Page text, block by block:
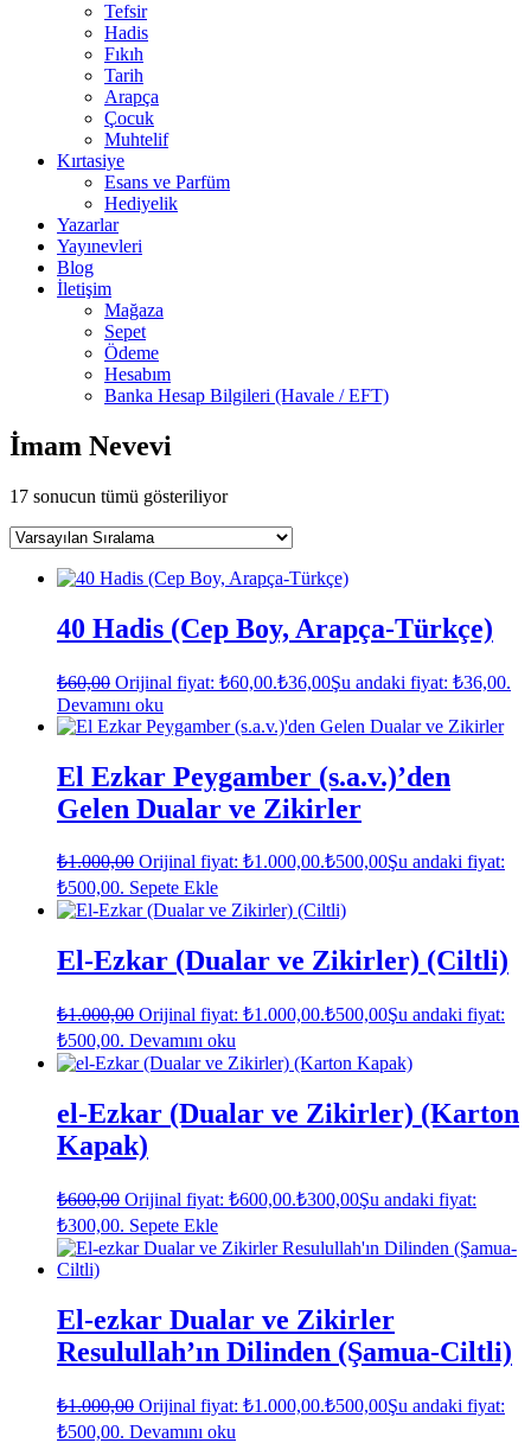
Tefsir
Hadis
Fıkıh
Tarih
Arapça
Çocuk
Muhtelif
Kırtasiye
Esans ve Parfüm
Hediyelik
Yazarlar
Yayınevleri
Blog
İletişim
Mağaza
Sepet
Ödeme
Hesabım
Banka Hesap Bilgileri (Havale / EFT)
İmam Nevevi
17 sonucun tümü gösteriliyor
40 Hadis (Cep Boy, Arapça-Türkçe)
₺60,00 Orijinal fiyat: ₺60,00.₺36,00Şu andaki fiyat: ₺36,00.
Devamını oku
El Ezkar Peygamber (s.a.v.)’den
Gelen Dualar ve Zikirler
₺1.000,00 Orijinal fiyat: ₺1.000,00.₺500,00Şu andaki fiyat:
₺500,00. Sepete Ekle
El-Ezkar (Dualar ve Zikirler) (Ciltli)
₺1.000,00 Orijinal fiyat: ₺1.000,00.₺500,00Şu andaki fiyat:
₺500,00. Devamını oku
el-Ezkar (Dualar ve Zikirler) (Karton
Kapak)
₺600,00 Orijinal fiyat: ₺600,00.₺300,00Şu andaki fiyat:
₺300,00. Sepete Ekle
El-ezkar Dualar ve Zikirler
Resulullah’ın Dilinden (Şamua-Ciltli)
₺1.000,00 Orijinal fiyat: ₺1.000,00.₺500,00Şu andaki fiyat:
₺500,00. Devamını oku